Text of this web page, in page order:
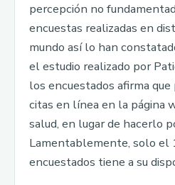
percepción no
encuestas realizadas en
mundo así lo han
el estudio realizado por
los encuestados afirma
citas en línea en la página
salud, en lugar de hacerlo
Lamentablemente, solo el
encuestados tiene a su